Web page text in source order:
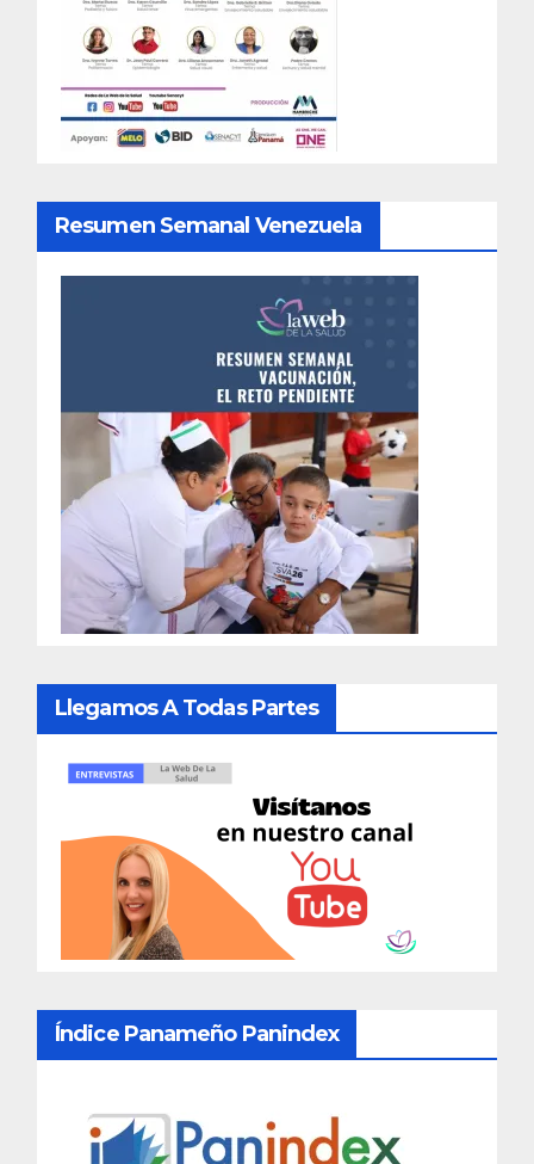
Resumen Semanal Venezuela
Llegamos A Todas Partes
Índice Panameño Panindex